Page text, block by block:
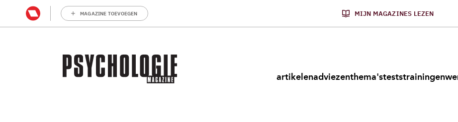
MAGAZINE TOEVOEGEN MIJN MAGAZINES LEZEN
artikelenadviezenthema'steststrainingen